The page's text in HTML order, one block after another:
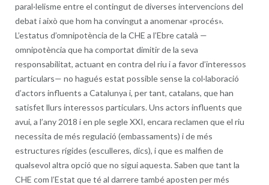
paral·lelisme entre el contingut de diverses intervencions del
debat i això que hom ha convingut a anomenar «procés».
L’estatus d’omnipotència de la CHE a l’Ebre català —
omnipotència que ha comportat dimitir de la seva
responsabilitat, actuant en contra del riu i a favor d’interessos
particulars— no hagués estat possible sense la col·laboració
d’actors influents a Catalunya i, per tant, catalans, que han
satisfet llurs interessos particulars. Uns actors influents que
avui, a l’any 2018 i en ple segle XXI, encara reclamen que el riu
necessita de més regulació (embassaments) i de més
estructures rígides (esculleres, dics), i que es malfien de
qualsevol altra opció que no sigui aquesta. Saben que tant la
CHE com l’Estat que té al darrere també aposten per més